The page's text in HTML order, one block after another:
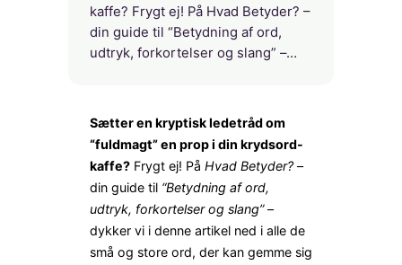
kaffe? Frygt ej! På Hvad Betyder? –
din guide til “Betydning af ord,
udtryk, forkortelser og slang” –…
Sætter en kryptisk ledetråd om
“fuldmagt” en prop i din krydsord-
kaffe? Frygt ej! På Hvad Betyder?–
din guide til “Betydning af ord,
udtryk, forkortelser og slang”–
dykker vi i denne artikel ned i alle de
små og store ord, der kan gemme sig